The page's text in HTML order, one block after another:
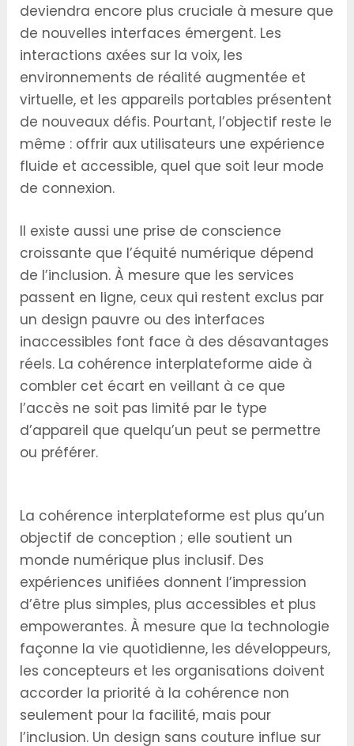
deviendra encore plus cruciale à mesure que
de nouvelles interfaces émergent. Les
interactions axées sur la voix, les
environnements de réalité augmentée et
virtuelle, et les appareils portables présentent
de nouveaux défis. Pourtant, l’objectif reste le
même : offrir aux utilisateurs une expérience
fluide et accessible, quel que soit leur mode
de connexion.
Il existe aussi une prise de conscience
croissante que l’équité numérique dépend
de l’inclusion. À mesure que les services
passent en ligne, ceux qui restent exclus par
un design pauvre ou des interfaces
inaccessibles font face à des désavantages
réels. La cohérence interplateforme aide à
combler cet écart en veillant à ce que
l’accès ne soit pas limité par le type
d’appareil que quelqu’un peut se permettre
ou préférer.
La cohérence interplateforme est plus qu’un
objectif de conception ; elle soutient un
monde numérique plus inclusif. Des
expériences unifiées donnent l’impression
d’être plus simples, plus accessibles et plus
empowerantes. À mesure que la technologie
façonne la vie quotidienne, les développeurs,
les concepteurs et les organisations doivent
accorder la priorité à la cohérence non
seulement pour la facilité, mais pour
l’inclusion. Un design sans couture influe sur